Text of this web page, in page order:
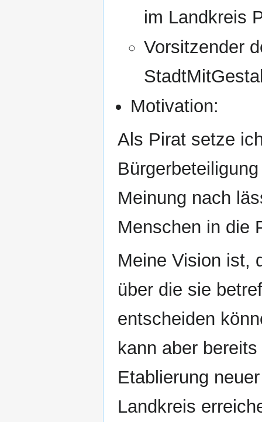
im Landkreis
Vorsitzender
Motivation:
Als Pirat setze
Meinung nach
Menschen in die
Meine Vision ist,
über die sie
entscheiden
kann aber
Etablierung
Landkreis